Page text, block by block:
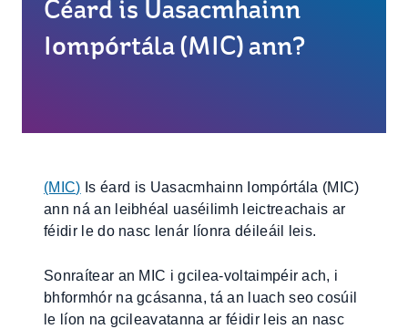
Céard is Uasacmhainn
Iompórtála (MIC) ann?
(MIC) Is éard is Uasacmhainn Iompórtála (MIC)
ann ná an leibhéal uaséilimh leictreachais ar
féidir le do nasc lenár líonra déileáil leis.
Sonraítear an MIC i gcilea-voltaimpéir ach, i
bhformhór na gcásanna, tá an luach seo cosúil
le líon na gcileavatanna ar féidir leis an nasc